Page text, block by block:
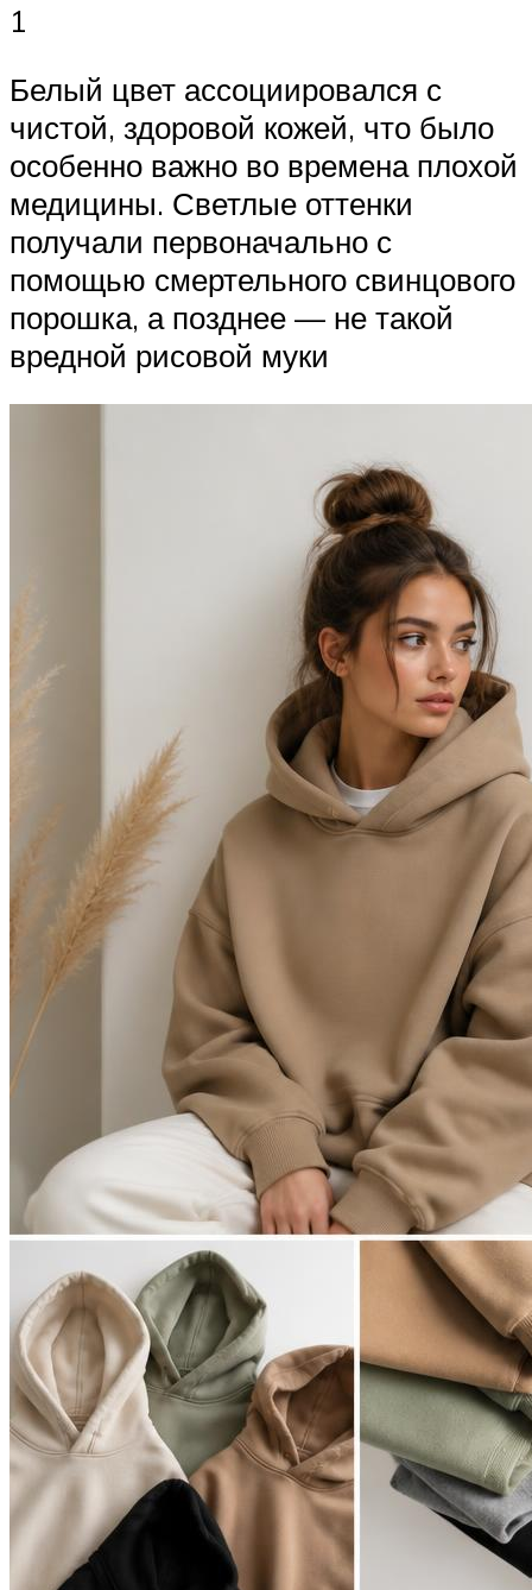
1
Белый цвет ассоциировался с
чистой, здоровой кожей, что было
особенно важно во времена плохой
медицины. Светлые оттенки
получали первоначально с
помощью смертельного свинцового
порошка, а позднее — не такой
вредной рисовой муки